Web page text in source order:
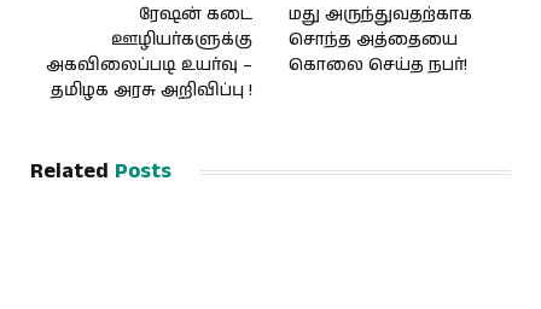
ரேஷன் கடை
ஊழியர்களுக்கு
அகவிலைப்படி உயர்வு –
தமிழக அரசு அறிவிப்பு !
மது அருந்துவதற்காக
சொந்த அத்தையை
கொலை செய்த நபர்!
Related Posts